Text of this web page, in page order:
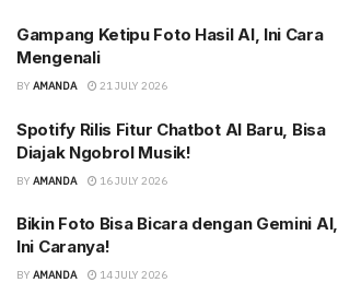
Gampang Ketipu Foto Hasil AI, Ini Cara
Mengenali
BY AMANDA 21 JULY 2026
Spotify Rilis Fitur Chatbot AI Baru, Bisa
Diajak Ngobrol Musik!
BY AMANDA 16 JULY 2026
Bikin Foto Bisa Bicara dengan Gemini AI,
Ini Caranya!
BY AMANDA 14 JULY 2026